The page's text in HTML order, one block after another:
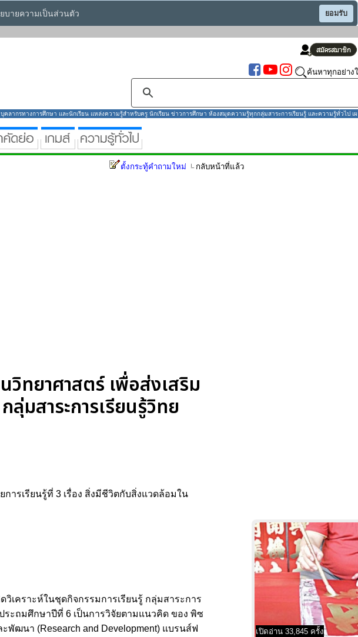
บายความเป็นส่วนตัว ยอมรับ
ค้นหาทุกอย่าง
คลากรทางการศึกษา และนักเรียน แหล่งความรู้สำหรับครู นักเรียน ข่าวการศึกษา ห้องสมุดความรู้ทุกกลุ่มสาระการเรียนรู้ และความรู้ทั่วไป เ
ตั้งกระทู้คำถามใหม่ กลับหน้าที่แล้ว
วิทยาศาสตร์ เพื่อส่งเสริม
ลุ่มสาระการเรียนรู้วิทย
ารเรียนรู้ที่ 3 เรื่อง สิ่งมีชีวิตกับสิ่งแวดล้อมใน
เคราะห์ในชุดกิจกรรมการเรียนรู้ กลุ่มสาระการ
ระถมศึกษาปีที่ 6 เป็นการวิจัยตามแนวคิด ของ พิซ
พัฒนา (Research and Development) แบรนส์ฟ
เปิดอ่าน 33,845 ครั้ง